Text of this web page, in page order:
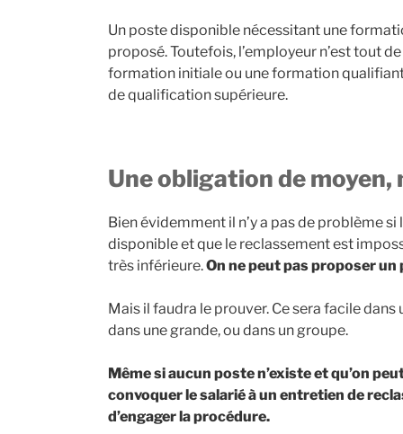
Un poste disponible nécessitant une
proposé. Toutefois, l’employeur n’est tout
formation initiale ou une formation
de qualification supérieure.
Une obligation de
Bien évidemment il n’y a pas de problème si
disponible et que le reclassement est
très inférieure.On ne peut pas proposer un
Mais il faudra le prouver. Ce sera facile
dans une grande, ou dans un groupe.
Même si aucun poste n’existe et qu’on
convoquer le salarié à un entretien de
d’engager la procédure.